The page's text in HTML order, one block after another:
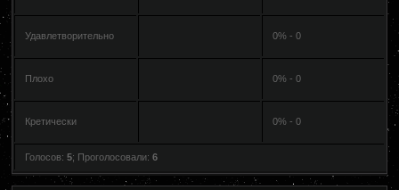
Удавлетворительно 0% - 0
Плохо 0% - 0
Кретически 0% - 0
Голосов:5; Проголосовали:6